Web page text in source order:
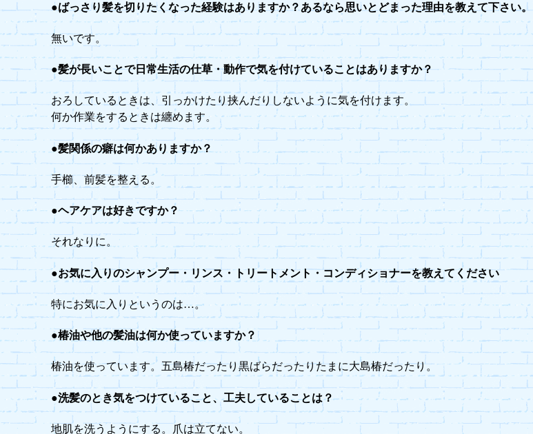
●ばっさり髪を切りたくなった経験はありますか？あるなら思いとどまった理由を教えて下さい。
無いです。
●髪が長いことで日常生活の仕草・動作で気を付けていることはありますか？
おろしているときは、引っかけたり挟んだりしないように気を付けます。
何か作業をするときは纏めます。
●髪関係の癖は何かありますか？
手櫛、前髪を整える。
●ヘアケアは好きですか？
それなりに。
●お気に入りのシャンプー・リンス・トリートメント・コンディショナーを教えてください
特にお気に入りというのは…。
●椿油や他の髪油は何か使っていますか？
椿油を使っています。五島椿だったり黒ばらだったりたまに大島椿だったり。
●洗髪のとき気をつけていること、工夫していることは？
地肌を洗うようにする。爪は立てない。